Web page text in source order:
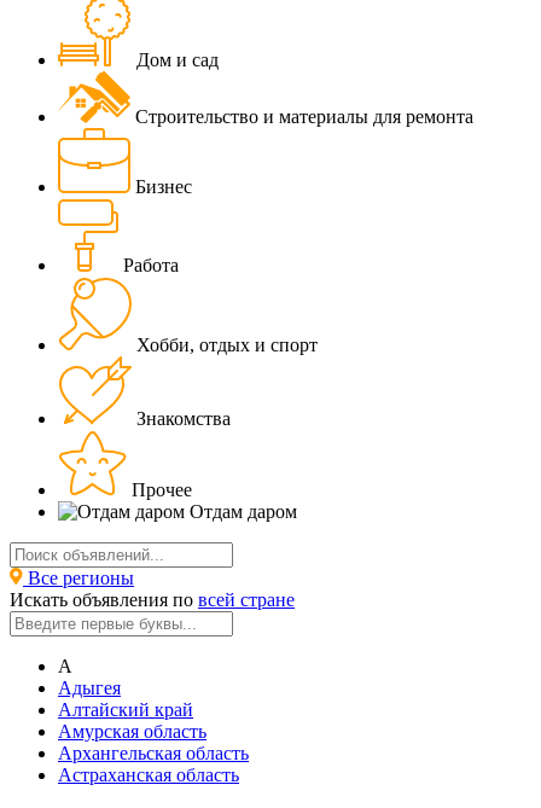
Дом и сад
Строительство и материалы для ремонта
Бизнес
Работа
Хобби, отдых и спорт
Знакомства
Прочее
Отдам даром
Все регионы
Искать объявления по всей стране
А
Адыгея
Алтайский край
Амурская область
Архангельская область
Астраханская область